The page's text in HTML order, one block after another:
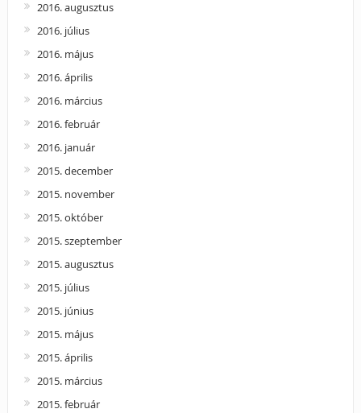
2016. augusztus
2016. július
2016. május
2016. április
2016. március
2016. február
2016. január
2015. december
2015. november
2015. október
2015. szeptember
2015. augusztus
2015. július
2015. június
2015. május
2015. április
2015. március
2015. február